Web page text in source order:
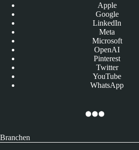
Apple
Google
LinkedIn
Meta
Microsoft
OpenAI
Pinterest
Twitter
YouTube
WhatsApp
Branchen